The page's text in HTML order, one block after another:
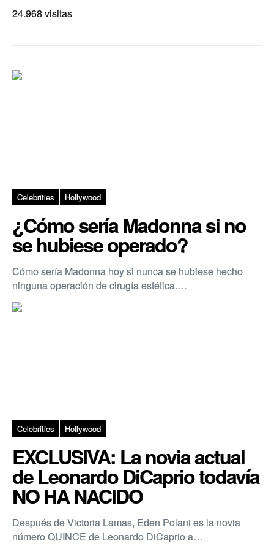
24.968 visitas
Celebrities Hollywood
¿Cómo sería Madonna si no
se hubiese operado?
Cómo sería Madonna hoy si nunca se hubiese hecho
ninguna operación de cirugía estética.…
Celebrities Hollywood
EXCLUSIVA: La novia actual
de Leonardo DiCaprio todavía
NO HA NACIDO
Después de Victoria Lamas, Eden Polani es la novia
número QUINCE de Leonardo DiCaprio a…